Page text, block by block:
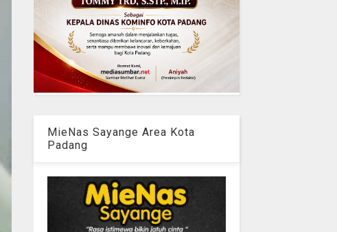
MieNas Sayange Area Kota
Padang